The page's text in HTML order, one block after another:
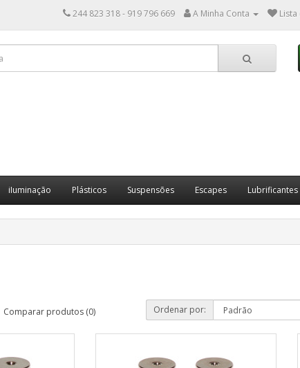
244 823 318 - 919 796 669 A Minha Conta
iIuminação Plásticos Suspensões Escapes Lubrificantes
Comparar produtos (0) Ordenar por: